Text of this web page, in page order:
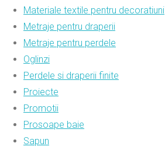
Materiale textile pentru decoratiuni
Metraje pentru draperii
Metraje pentru perdele
Oglinzi
Perdele si draperii finite
Proiecte
Promotii
Prosoape baie
Sapun